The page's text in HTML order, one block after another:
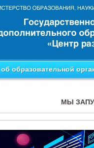
образовательной
МЫ